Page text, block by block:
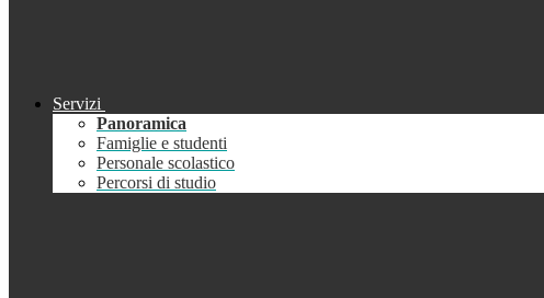
Servizi
Panoramica
Famiglie e studenti
Personale scolastico
Percorsi di studio